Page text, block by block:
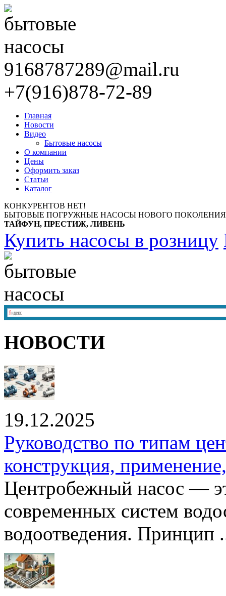
9168787289@mail.ru
+7(916)878-72-89
Главная
Новости
Видео
Бытовые насосы
О компании
Цены
Оформить заказ
Статьи
Каталог
КОНКУРЕНТОВ НЕТ!
БЫТОВЫЕ ПОГРУЖНЫЕ НАСОСЫ НОВОГО
ТАЙФУН, ПРЕСТИЖ, ЛИВЕНЬ
Купить насосы в розницу
НОВОСТИ
19.12.2025
Руководство по типам
конструкция,
Центробежный насос —
современных систем
водоотведения. Принцип